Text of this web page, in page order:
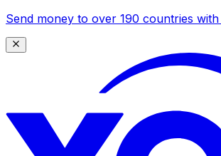
Send money to over 190 countries with